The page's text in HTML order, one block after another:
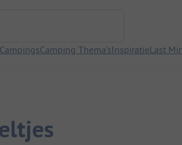
Camping Thema'sInspiratieLast